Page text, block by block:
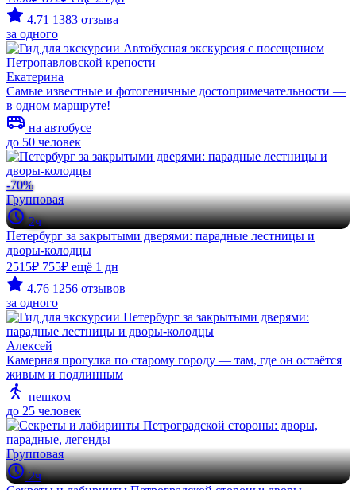
4.71 1383 отзыва
за одного
Екатерина
Самые известные и фотогеничные достопримечательности —
в одном маршруте!
на автобусе
до 50 человек
-70%
Групповая
2ч
Петербург за закрытыми дверями: парадные лестницы и
дворы-колодцы
2515₽ 755₽ ещё 1 дн
4.76 1256 отзывов
за одного
Алексей
Камерная прогулка по старому городу — там, где он остаётся
живым и подлинным
пешком
до 25 человек
Групповая
2ч